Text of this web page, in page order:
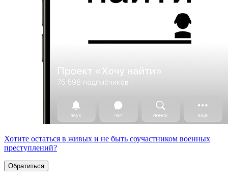
Хотите остаться в живых и не быть соучастником военных
преступлений?
Обратиться